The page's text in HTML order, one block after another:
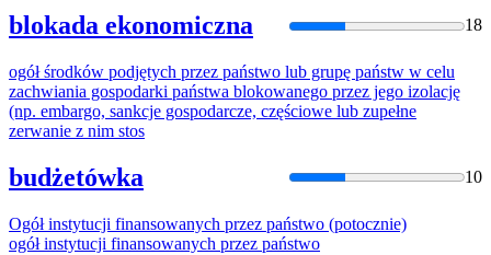
blokada ekonomiczna 18
ogółśrodków podjętych przez państwo lub grupę państw w celu
zachwiania gospodarki państwa blokowanego przez jego izolację
(np. embargo, sankcje gospodarcze, częściowe lub zupełne
zerwanie z nim stos
budżetówka 10
Ogółinstytucji finansowanych przez państwo (potocznie)
ogółinstytucji finansowanych przez państwo